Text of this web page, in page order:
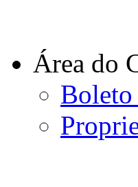
Área do
Boleto